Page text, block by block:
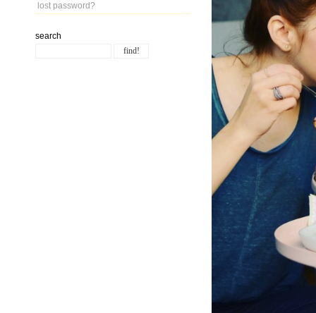
lost password?
search